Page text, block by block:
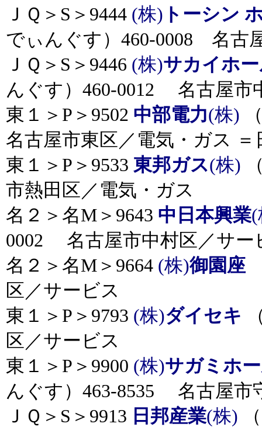
ＪＱ＞S＞9444 (株) トーシン
でぃんぐす）460-0008 名古
ＪＱ＞S＞9446 (株)サカイホ
んぐす）460-0012 名古屋市
東１＞P＞9502 中部電力(株)
名古屋市東区／電気・ガス ＝
東１＞P＞9533 東邦ガス(株)
市熱田区／電気・ガス
名２＞名M＞9643 中日本興業(
0002 名古屋市中村区／サー
名２＞名M＞9664 (株)御園座
区／サービス
東１＞P＞9793 (株)ダイセキ
区／サービス
東１＞P＞9900 (株)サガミホ
んぐす）463-8535 名古屋市
ＪＱ＞S＞9913 日邦産業(株)